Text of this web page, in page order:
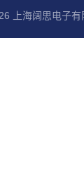
上海阔思电子